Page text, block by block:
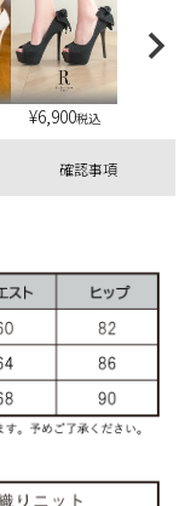
¥6,900税込
確認事項